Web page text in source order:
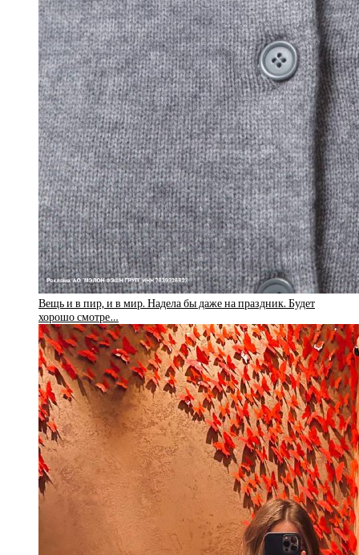
Вещь и в пир, и в мир. Надела бы даже на праздник. Будет
хорошо смотре…